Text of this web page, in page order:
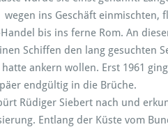
ins Geschäft einmischten,
bis ins ferne Rom. An
Schiffen den lang gesuchten
ankern wollen. Erst 1961
endgültig in die Brüche.
Rüdiger Siebert nach und
Entlang der Küste vom